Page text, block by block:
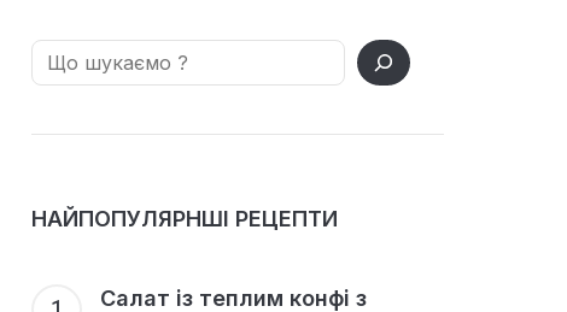
Search
НАЙПОПУЛЯРНШІ РЕЦЕПТИ
Салат із теплим конфі з